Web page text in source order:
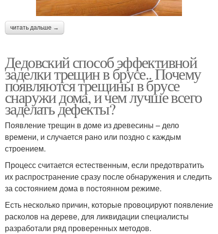
читать дальше →
Дедовский способ эффективной
заделки трещин в брусе.. Почему
появляются трещины в брусе
снаружи дома, и чем лучше всего
заделать дефекты?
Появление трещин в доме из древесины – дело
времени, и случается рано или поздно с каждым
строением.
Процесс считается естественным, если предотвратить
их распространение сразу после обнаружения и следить
за состоянием дома в постоянном режиме.
Есть несколько причин, которые провоцируют появление
расколов на дереве, для ликвидации специалисты
разработали ряд проверенных методов.